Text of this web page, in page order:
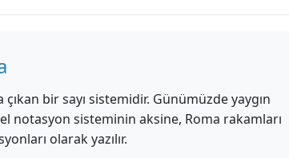
bir sayı sistemidir. Günümüzde yaygın
notasyon sisteminin aksine, Roma rakamları
olarak yazılır.